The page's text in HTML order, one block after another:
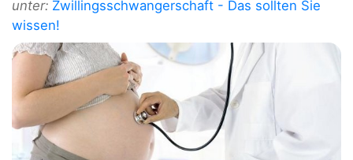
unter: Zwillingsschwangerschaft - Das sollten Sie
wissen!